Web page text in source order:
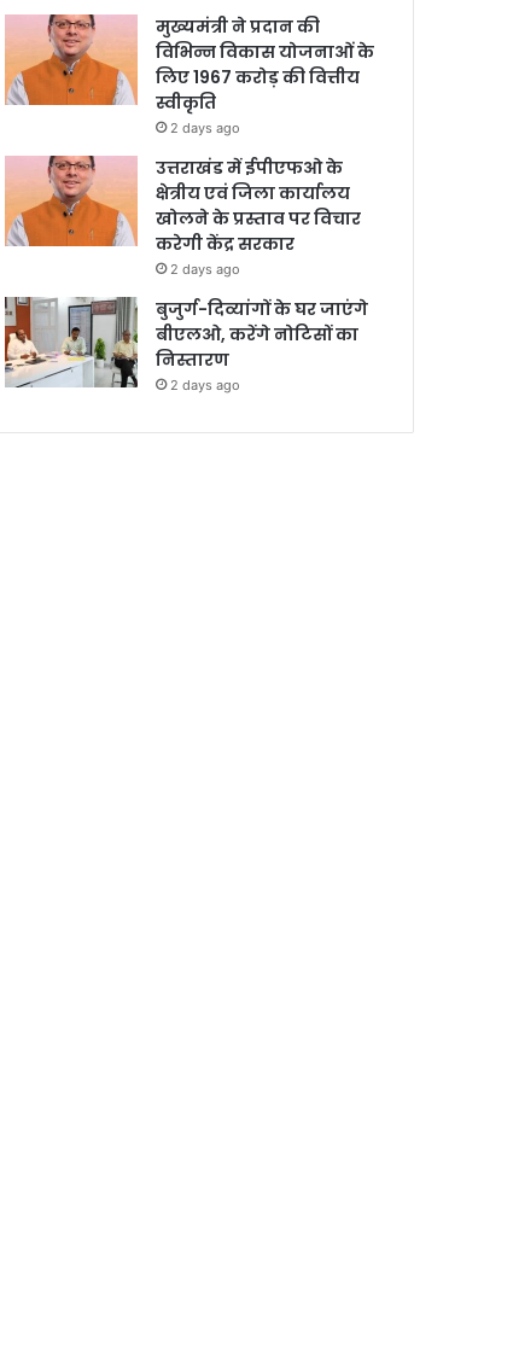
मुख्यमंत्री ने प्रदान की
विभिन्न विकास योजनाओं के
लिए 1967 करोड़ की वित्तीय
स्वीकृति
2 days ago
उत्तराखंड में ईपीएफओ के
क्षेत्रीय एवं जिला कार्यालय
खोलने के प्रस्ताव पर विचार
करेगी केंद्र सरकार
2 days ago
बुजुर्ग-दिव्यांगों के घर जाएंगे
बीएलओ, करेंगे नोटिसों का
निस्तारण
2 days ago